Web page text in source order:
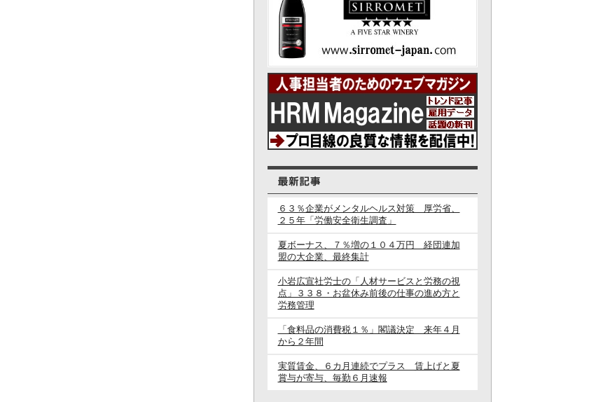
６３％企業がメンタルヘルス対策 厚労省、
２５年「労働安全衛生調査」
夏ボーナス、７％増の１０４万円 経団連加
盟の大企業、最終集計
小岩広宣社労士の「人材サービスと労務の視
点」３３８・お盆休み前後の仕事の進め方と
労務管理
「食料品の消費税１％」閣議決定 来年４月
から２年間
実質賃金、６カ月連続でプラス 賃上げと夏
賞与が寄与、毎勤６月速報